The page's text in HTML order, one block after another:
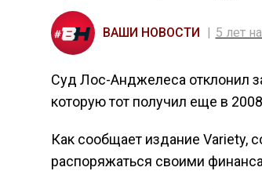
ВАШИ НОВОСТИ 5 лет
Суд Лос-Анджелеса отклонил
которую тот получил еще в
Как сообщает издание Variety,
распоряжаться своими